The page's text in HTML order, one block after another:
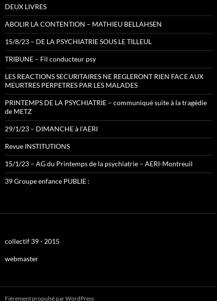
DEUX LIVRES
ABOLIR LA CONTENTION – MATHIEU BELLAHSEN
15/8/23 – DE LA PSYCHIATRIE SOUS LE TILLEUL
TRIBUNE – Fil conducteur psy
LES REACTIONS SECURITAIRES NE REGLERONT RIEN FACE AUX
MEURTRES PERPETRES PAR LES MALADES
PRINTEMPS DE LA PSYCHIATRIE – communiqué suite à la tragédie
de METZ
29/1/23 – DIMANCHE à l’AERI
Revue INSTITUTIONS
15/1/23 – AG du Printemps de la psychiatrie – AERI-Montreuil
39 Groupe enfance PUBLIE :
collectif 39 - 2015
webmaster
Fièrement propulsé par WordPress